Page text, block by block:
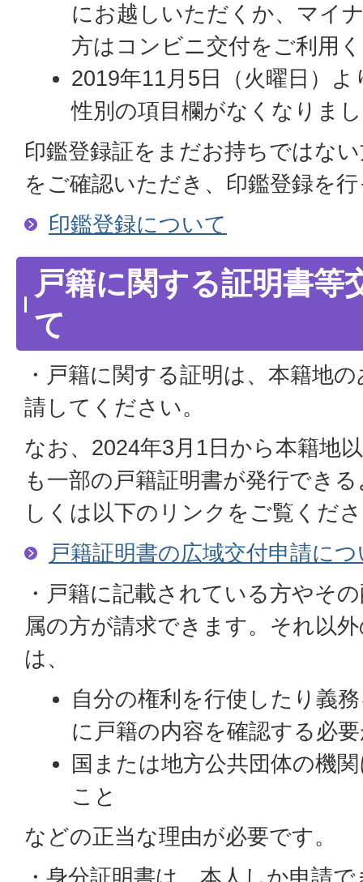
にお越しいただくか、マイ
方はコンビニ交付をご利用
2019年11月5日（火曜日）
性別の項目欄がなくなりま
印鑑登録証をまだお持ちではな
をご確認いただき、印鑑登録を
印鑑登録について
戸籍に関する証明書等
て
・戸籍に関する証明は、本籍地
請してください。
なお、2024年3月1日から本籍地
も一部の戸籍証明書が発行でき
しくは以下のリンクをご覧くだ
戸籍証明書の広域交付申請に
・戸籍に記載されている方やそ
属の方が請求できます。それ以
は、
自分の権利を行使したり義
に戸籍の内容を確認する必
国または地方公共団体の機
こと
などの正当な理由が必要です。
・身分証明書は、本人しか申請